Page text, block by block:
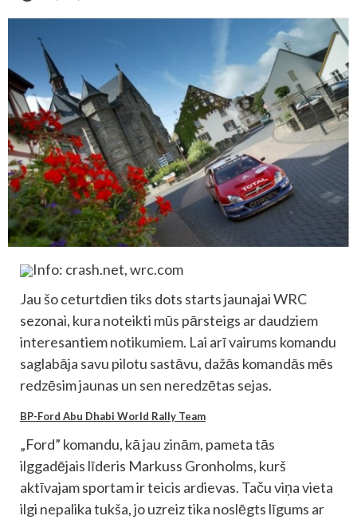
Info: crash.net, wrc.com
Jau šo ceturtdien tiks dots starts jaunajai WRC
sezonai, kura noteikti mūs pārsteigs ar daudziem
interesantiem notikumiem. Lai arī vairums komandu
saglabāja savu pilotu sastāvu, dažās komandās mēs
redzēsim jaunas un sen neredzētas sejas.
BP-Ford Abu Dhabi World Rally Team
„Ford” komandu, kā jau zinām, pameta tās
ilggadējais līderis Markuss Gronholms, kurš
aktīvajam sportam ir teicis ardievas. Taču viņa vieta
ilgi nepalika tukša, jo uzreiz tika noslēgts līgums ar